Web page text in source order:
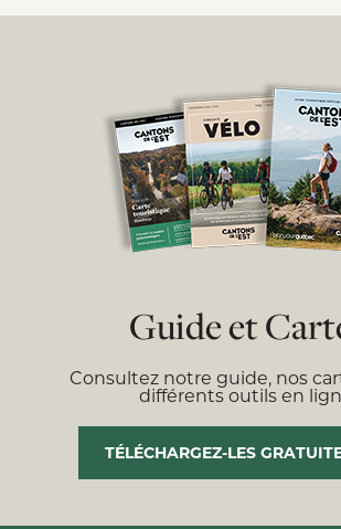
Guide et
Consultez notre guide, nos
différents outils en
TÉLÉCHARGEZ-LES